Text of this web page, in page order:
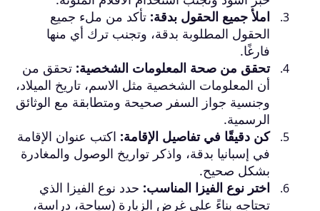
املأ جميع الحقول بدقة: تأكد من ملء جميع
الحقول المطلوبة بدقة، وتجنب ترك أي منها
فارغًا.
تحقق من صحة المعلومات الشخصية: تحقق من
أن المعلومات الشخصية مثل الاسم، تاريخ الميلاد،
وجنسية جواز السفر صحيحة ومتطابقة مع الوثائق
الرسمية.
كن دقيقًا في تفاصيل الإقامة: اكتب عنوان الإقامة
في إسبانيا بدقة، واذكر تواريخ الوصول والمغادرة
بشكل صحيح.
اختر نوع الفيزا المناسب: حدد نوع الفيزا الذي
تحتاجه بناءً على غرض الزيارة (سياحة، دراسة،